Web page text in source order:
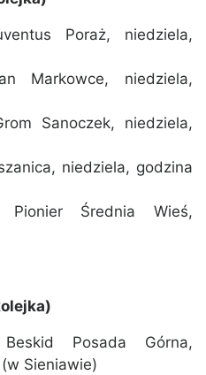
Poraż, niedziela,
Markowce, niedziela,
Sanoczek, niedziela,
niedziela, godzina
Średnia Wieś,
Posada Górna,
Sieniawie)